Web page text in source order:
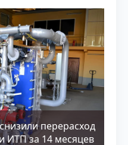
перерасход
ИТП за 14 месяцев